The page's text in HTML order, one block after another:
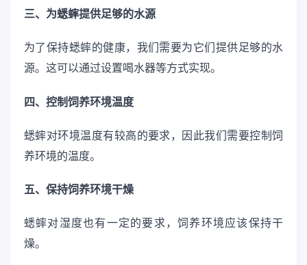
三、为蟋蟀提供足够的水源
为了保持蟋蟀的健康，我们需要为它们提供足够的水
源。这可以通过设置喝水器等方式实现。
四、控制饲养环境温度
蟋蟀对环境温度有较高的要求，因此我们需要控制饲
养环境的温度。
五、保持饲养环境干燥
蟋蟀对湿度也有一定的要求，饲养环境应该保持干
燥。